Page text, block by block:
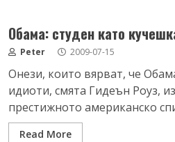
Обама: студен като
Peter 2009-07-15
Онези, които вярват, че
идиоти, смята Гидеън Роуз,
престижното американско
Read More